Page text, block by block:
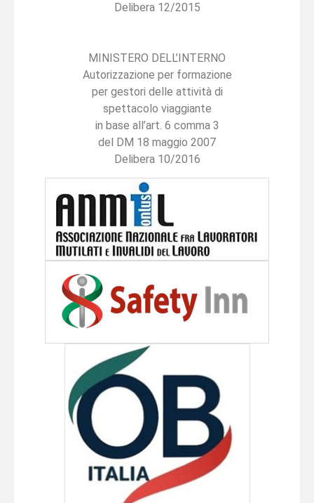
Delibera 12/2015
MINISTERO DELL’INTERNO
Autorizzazione per formazione
per gestori delle attività di
spettacolo viaggiante
in base all’art. 6 comma 3
del DM 18 maggio 2007
Delibera 10/2016